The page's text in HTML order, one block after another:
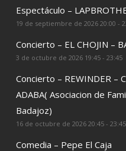
Espectáculo –
19 de septiembre de 2026 20:00 -
Concierto – EL CHOJIN –
3 de octubre de 2026 19:45 - 23:45
Concierto – REWINDER –
ADABA( Asociacion de
Badajoz)
16 de octubre de 2026 20:45 - 23:45
Comedia – Pepe El Caja